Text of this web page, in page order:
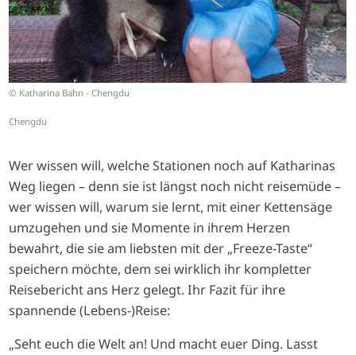
© Katharina Bahn - Chengdu
Chengdu
Wer wissen will, welche Stationen noch auf Katharinas
Weg liegen – denn sie ist längst noch nicht reisemüde –
wer wissen will, warum sie lernt, mit einer Kettensäge
umzugehen und sie Momente in ihrem Herzen
bewahrt, die sie am liebsten mit der „Freeze-Taste“
speichern möchte, dem sei wirklich ihr kompletter
Reisebericht ans Herz gelegt. Ihr Fazit für ihre
spannende (Lebens-)Reise:
„Seht euch die Welt an! Und macht euer Ding. Lasst